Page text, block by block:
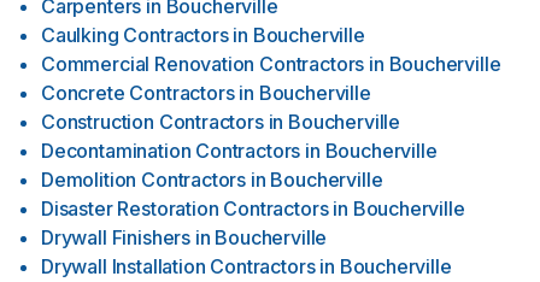
Carpenters in Boucherville
Caulking Contractors in Boucherville
Commercial Renovation Contractors in Boucherville
Concrete Contractors in Boucherville
Construction Contractors in Boucherville
Decontamination Contractors in Boucherville
Demolition Contractors in Boucherville
Disaster Restoration Contractors in Boucherville
Drywall Finishers in Boucherville
Drywall Installation Contractors in Boucherville